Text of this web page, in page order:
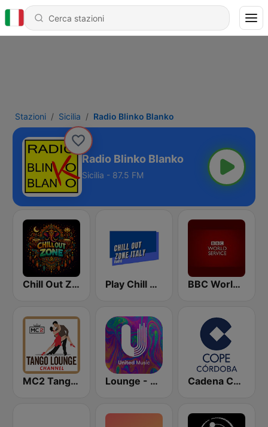
Stazioni Sicilia Radio Blinko Blanko
Radio Blinko Blanko
Sicilia - 87.5 FM
Chill Out Zone Play Chill Out Radio BBC World Service
MC2 Tango Lounge Lounge - United Music Cadena COPE Córdoba